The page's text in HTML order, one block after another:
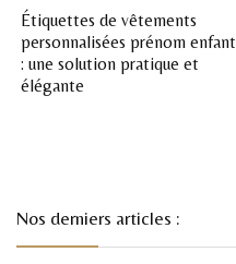
Étiquettes de vêtements
personnalisées prénom enfant
: une solution pratique et
élégante
Nos derniers articles :